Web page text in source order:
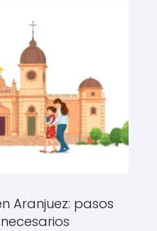
Aranjuez: pasos